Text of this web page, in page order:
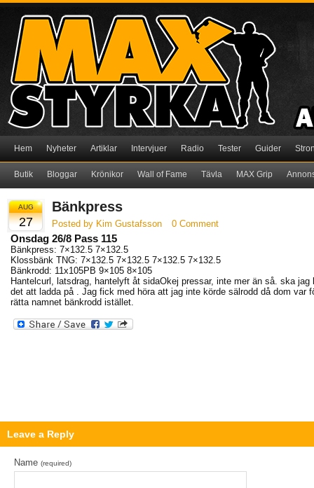
Hem Nyheter Artiklar Intervjuer Radio Tester Guider
Butik Bloggar Krönikor Wall of Fame Tävla MAX Grip
AUG
27
Bänkpress
Posted by Kim Gustafsson 0 Comment
Onsdag 26/8 Pass 115
Bänkpress: 7×132.5 7×132.5
Klossbänk TNG: 7×132.5 7×132.5 7×132.5 7×132.5
Bänkrodd: 11x105PB 9×105 8×105
Hantelcurl, latsdrag, hantelyft åt sidaOkej pressar, inte mer än så. ska
det att ladda på . Jag fick med höra att jag inte körde sälrodd då dom var
rätta namnet bänkrodd istället.
Leave a Reply
Name (required)